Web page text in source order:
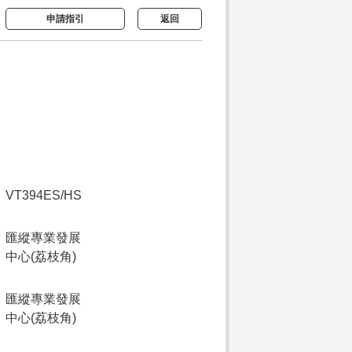
申請指引 返回
VT394ES/HS
匯縱專業發展
中心(荔枝角)
匯縱專業發展
中心(荔枝角)